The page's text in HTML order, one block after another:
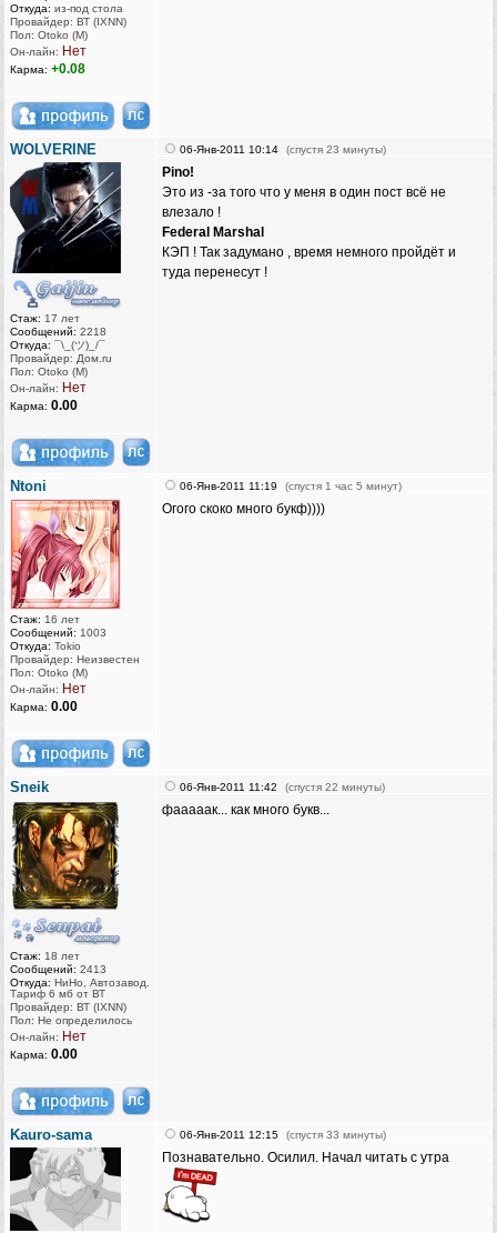
Откуда: из-под стола
Провайдер: ВТ (IXNN)
Пол: Otoko (M)
Он-лайн: Нет
Карма: +0.08
WOLVERINE
Стаж: 17 лет
Сообщений: 2218
Откуда: ¯\_(ツ)_/¯
Провайдер: Дом.ru
Пол: Otoko (M)
Он-лайн: Нет
Карма: 0.00
06-Янв-2011 10:14 (спустя 23 минуты)
Pino!
Это из -за того что у меня в один пост всё не
влезало !
Federal Marshal
КЭП ! Так задумано , время немного пройдёт и
туда перенесут !
Ntoni
Стаж: 16 лет
Сообщений: 1003
Откуда: Tokio
Провайдер: Неизвестен
Пол: Otoko (M)
Он-лайн: Нет
Карма: 0.00
06-Янв-2011 11:19 (спустя 1 час 5 минут)
Огого скоко много букф))))
Sneik
Стаж: 18 лет
Сообщений: 2413
Откуда: НиНо, Автозавод.
Тариф 6 мб от ВТ
Провайдер: ВТ (IXNN)
Пол: Не определилось
Он-лайн: Нет
Карма: 0.00
06-Янв-2011 11:42 (спустя 22 минуты)
фааааак... как много букв...
Kauro-sama 06-Янв-2011 12:15 (спустя 33 минуты)
Познавательно. Осилил. Начал читать с утра